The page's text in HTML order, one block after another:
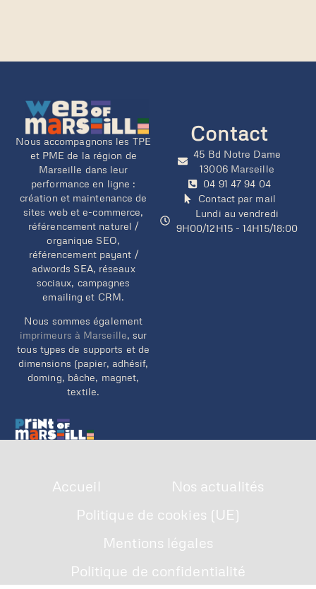
Nous accompagnons les TPE
et PME de la région de
Marseille dans leur
performance en ligne :
création et maintenance de
sites web et e-commerce,
référencement naturel /
organique SEO,
référencement payant /
adwords SEA, réseaux
sociaux, campagnes
emailing et CRM.
Nous sommes également
imprimeurs à Marseille, sur
tous types de supports et de
dimensions (papier, adhésif,
doming, bâche, magnet,
textile.
Contact
45 Bd Notre Dame
13006 Marseille
04 91 47 94 04
Contact par mail
Lundi au vendredi
9H00/12H15 - 14H15/18:00
Accueil
Nos actualités
Politique de cookies (UE)
Mentions légales
Politique de confidentialité